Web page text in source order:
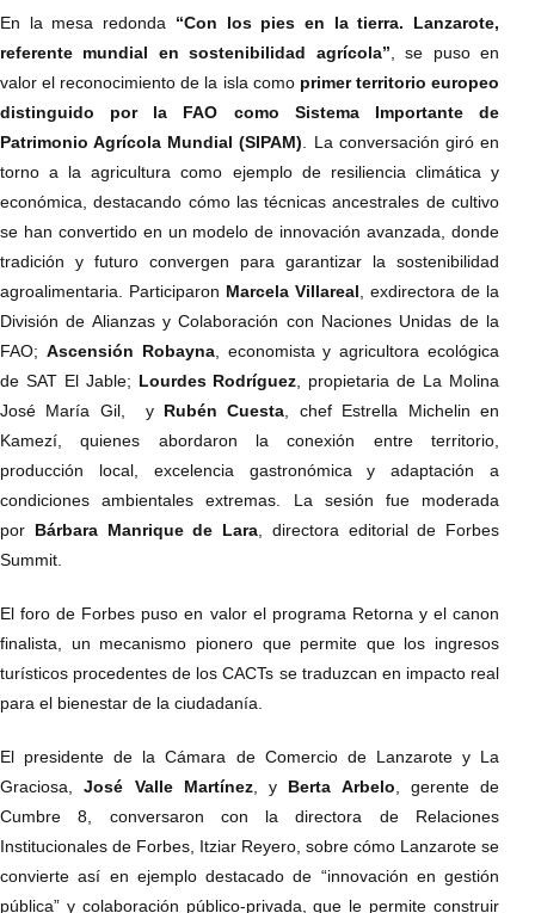
En la mesa redonda “Con los pies en la tierra. Lanzarote,
referente mundial en sostenibilidad agrícola” , se puso en
valor el reconocimiento de la isla como primer territorio europeo
distinguido por la FAO como Sistema Importante de
Patrimonio Agrícola Mundial (SIPAM) . La conversación giró en
torno a la agricultura como ejemplo de resiliencia climática y
económica, destacando cómo las técnicas ancestrales de cultivo
se han convertido en un modelo de innovación avanzada, donde
tradición y futuro convergen para garantizar la sostenibilidad
agroalimentaria. Participaron Marcela Villareal , exdirectora de la
División de Alianzas y Colaboración con Naciones Unidas de la
FAO; Ascensión Robayna, economista y agricultora ecológica
de SAT El Jable; Lourdes Rodríguez , propietaria de La Molina
José María Gil, y Rubén Cuesta , chef Estrella Michelin en
Kamezí, quienes abordaron la conexión entre territorio,
producción local, excelencia gastronómica y adaptación a
condiciones ambientales extremas. La sesión fue moderada
por Bárbara Manrique de Lara , directora editorial de Forbes
Summit.
El foro de Forbes puso en valor el programa Retorna y el canon
finalista, un mecanismo pionero que permite que los ingresos
turísticos procedentes de los CACTs se traduzcan en impacto real
para el bienestar de la ciudadanía.
El presidente de la Cámara de Comercio de Lanzarote y La
Graciosa,José Valle Martínez, y Berta Arbelo , gerente de
Cumbre 8, conversaron con la directora de Relaciones
Institucionales de Forbes, Itziar Reyero, sobre cómo Lanzarote se
convierte así en ejemplo destacado de “innovación en gestión
pública” y colaboración público-privada, que le permite construir